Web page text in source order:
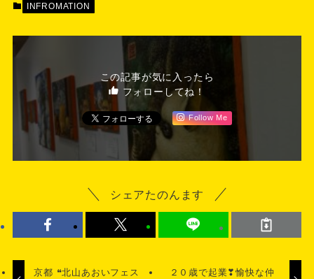
INFROMATION
この記事が気に入ったら
フォローしてね！
Follow Me
シェアたのんます
京都 ❝北山あおいフェス
２０歳で起業❣愉快な仲